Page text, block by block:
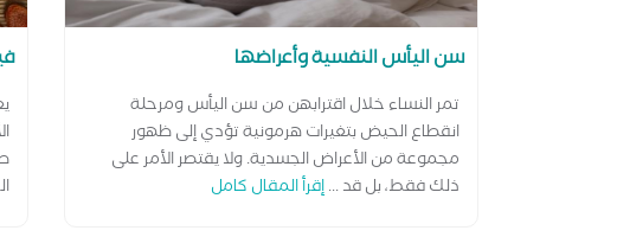
سن اليأس النفسية وأعراضها
تمر النساء خلال اقترابهن من سن اليأس ومرحلة
انقطاع الحيض بتغيرات هرمونية تؤدي إلى ظهور
مجموعة من الأعراض الجسدية. ولا يقتصر الأمر على
ذلك فقط، بل قد ...إقرأ المقال كامل